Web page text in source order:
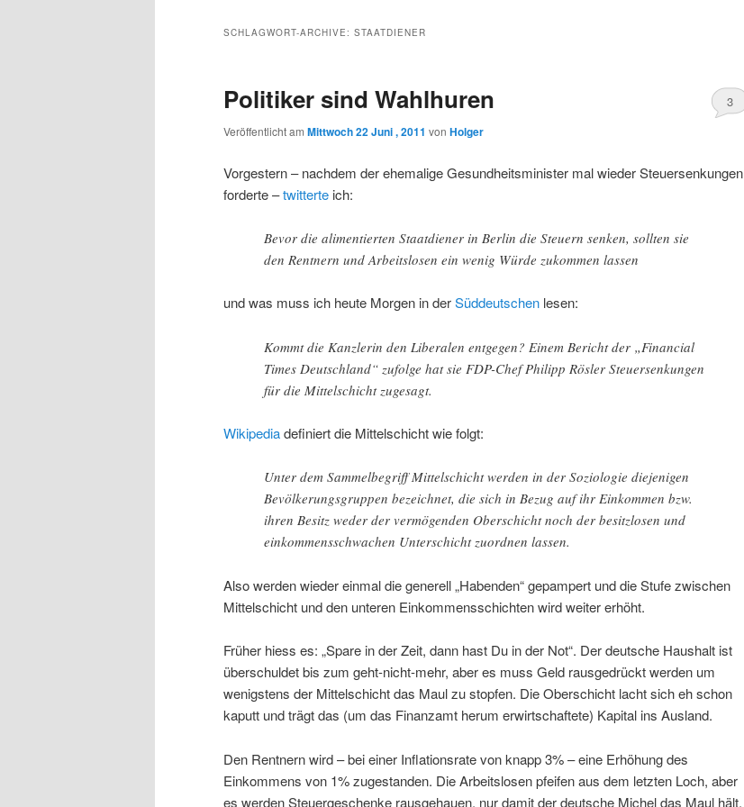
wechseln
SCHLAGWORT-ARCHIVE: STAATDIENER
Politiker sind Wahlhuren
Veröffentlicht am Mittwoch 22 Juni , 2011 von Holger
3
Vorgestern – nachdem der ehemalige Gesundheitsminister mal wieder Steuersenkungen
forderte –twitterte ich:
Bevor die alimentierten Staatdiener in Berlin die Steuern senken, sollten sie
den Rentnern und Arbeitslosen ein wenig Würde zukommen lassen
und was muss ich heute Morgen in derSüddeutschen lesen:
Kommt die Kanzlerin den Liberalen entgegen? Einem Bericht der „Financial
Times Deutschland“ zufolge hat sie FDP-Chef Philipp Rösler Steuersenkungen
für die Mittelschicht zugesagt.
Wikipediadefiniert die Mittelschicht wie folgt:
Unter dem Sammelbegriff Mittelschicht werden in der Soziologie diejenigen
Bevölkerungsgruppen bezeichnet, die sich in Bezug auf ihr Einkommen bzw.
ihren Besitz weder der vermögenden Oberschicht noch der besitzlosen und
einkommensschwachen Unterschicht zuordnen lassen.
Also werden wieder einmal die generell „Habenden“ gepampert und die Stufe zwischen
Mittelschicht und den unteren Einkommensschichten wird weiter erhöht.
Früher hiess es: „Spare in der Zeit, dann hast Du in der Not“. Der deutsche Haushalt ist
überschuldet bis zum geht-nicht-mehr, aber es muss Geld rausgedrückt werden um
wenigstens der Mittelschicht das Maul zu stopfen. Die Oberschicht lacht sich eh schon
kaputt und trägt das (um das Finanzamt herum erwirtschaftete) Kapital ins Ausland.
Den Rentnern wird – bei einer Inflationsrate von knapp 3% – eine Erhöhung des
Einkommens von 1% zugestanden. Die Arbeitslosen pfeifen aus dem letzten Loch, aber
es werden Steuergeschenke rausgehauen, nur damit der deutsche Michel das Maul hält.